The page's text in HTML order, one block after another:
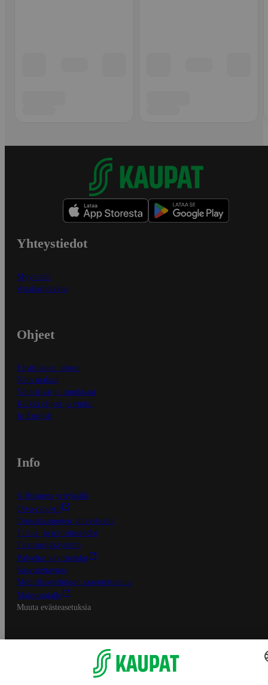
Yhteystiedot
Myymälät
Asiakaspalvelu
Ohjeet
Ensitilaajan ohjeet
Näin maksat
Näin tilaat ja muokkaat
Kaikki ohjeet ja vinkit
In English
Info
S-Business yrityksille
Oiva-raportit
Osuuskauppojen yhteystiedot
Tilaus- ja toimitusehdot
Tietosuojakäytäntö
Palvelun käyttöehdot
Saavutettavuus
Mobiilisovelluksen saavutettavuus
Mainostajalle
Muuta evästeasetuksia
S-ryhmän palvelut